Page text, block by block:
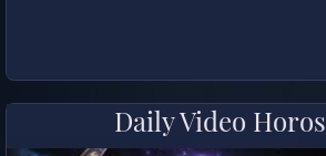
Daily Video